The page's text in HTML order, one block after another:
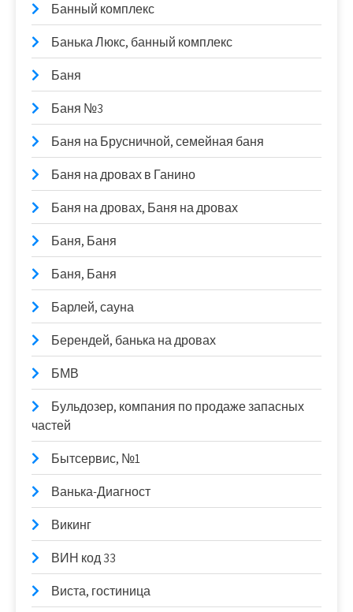
Банный комплекс
Банька Люкс, банный комплекс
Баня
Баня №3
Баня на Брусничной, семейная баня
Баня на дровах в Ганино
Баня на дровах, Баня на дровах
Баня, Баня
Баня, Баня
Барлей, сауна
Берендей, банька на дровах
БМВ
Бульдозер, компания по продаже запасных
частей
Бытсервис, №1
Ванька-Диагност
Викинг
ВИН код 33
Виста, гостиница